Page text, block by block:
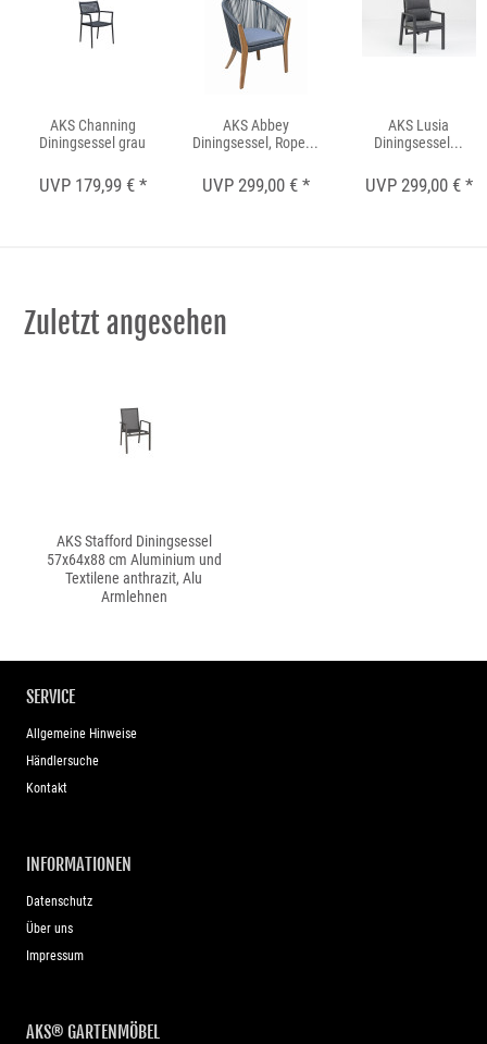
AKS Channing
Diningsessel grau
UVP 179,99 € *
AKS Abbey
Diningsessel, Rope...
UVP 299,00 € *
AKS Lusia
Diningsessel...
UVP 299,00 € *
Zuletzt angesehen
AKS Stafford Diningsessel
57x64x88 cm Aluminium und
Textilene anthrazit, Alu
Armlehnen
SERVICE
Allgemeine Hinweise
Händlersuche
Kontakt
INFORMATIONEN
Datenschutz
Über uns
Impressum
AKS® GARTENMÖBEL